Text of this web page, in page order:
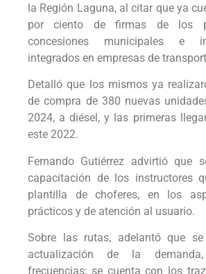
la Región Laguna, al citar que ya
por ciento de firmas de los
concesiones municipales e
integrados en empresas de
Detalló que los mismos ya
de compra de 380 nuevas
2024, a diésel, y las primeras
este 2022.
Fernando Gutiérrez advirtió que
capacitación de los instructores
plantilla de choferes, en los
prácticos y de atención al usuario.
Sobre las rutas, adelantó que
actualización de la
frecuencias; se cuenta con los